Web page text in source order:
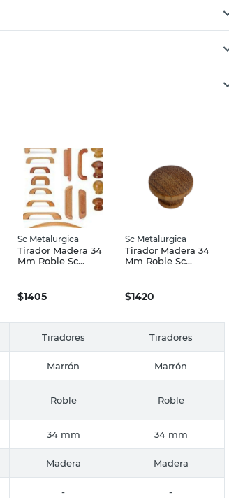
Sc Metalurgica
Tirador Madera 34
Mm Roble Sc
$1405
Sc Metalurgica
Tirador Madera 34
Mm Roble Sc
$1420
Tiradores Tiradores
Marrón Marrón
Roble Roble
34 mm 34 mm
Madera Madera
- -